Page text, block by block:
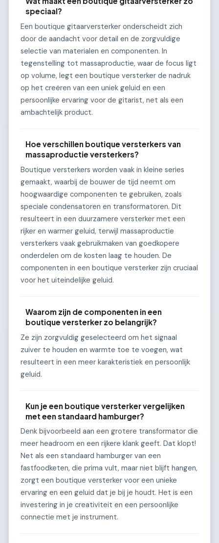
speciaal?
Een boutique gitaarversterker onderscheidt zich
door de aandacht voor detail en de zorgvuldige
selectie van materialen en componenten. In
tegenstelling tot massaproductie, waar de focus ligt
op volume, legt een boutique versterker de nadruk
op het creëren van een uniek geluid en een
persoonlijke ervaring voor de gitarist, net als een
ambachtelijk product.
Hoe verschillen boutique versterkers van
massaproductie versterkers?
Boutique versterkers worden vaak in kleine series
gemaakt, waarbij de bouwer de tijd neemt om
hoogwaardige componenten te gebruiken, zoals
speciale condensatoren en transformatoren. Dit
resulteert in een duurzamere versterker met een
rijker en warmer geluid, terwijl massaproductie
versterkers vaak gebruikmaken van goedkopere
onderdelen om de kosten laag te houden. De
componenten in een boutique versterker zijn cruciaal
voor het uiteindelijke geluid.
Waarom zijn de componenten in een
boutique versterker zo belangrijk?
Ze zijn zorgvuldig geselecteerd om het signaal
zuiver te houden en warmte toe te voegen, wat
resulteert in een meer karakteristiek en persoonlijk
geluid.
Kun je een boutique versterker vergelijken
met een standaard hamburger?
Denk bijvoorbeeld aan een grotere transformator die
meer headroom en een rijkere klank geeft. Dat klopt!
Net als een standaard hamburger van een
fastfoodketen, die prima vult, maar niet blijft hangen,
zorgt een boutique versterker voor een unieke
ervaring en een geluid dat je bij je houdt. Het is een
investering in je creativiteit en een persoonlijke
connectie met je instrument.